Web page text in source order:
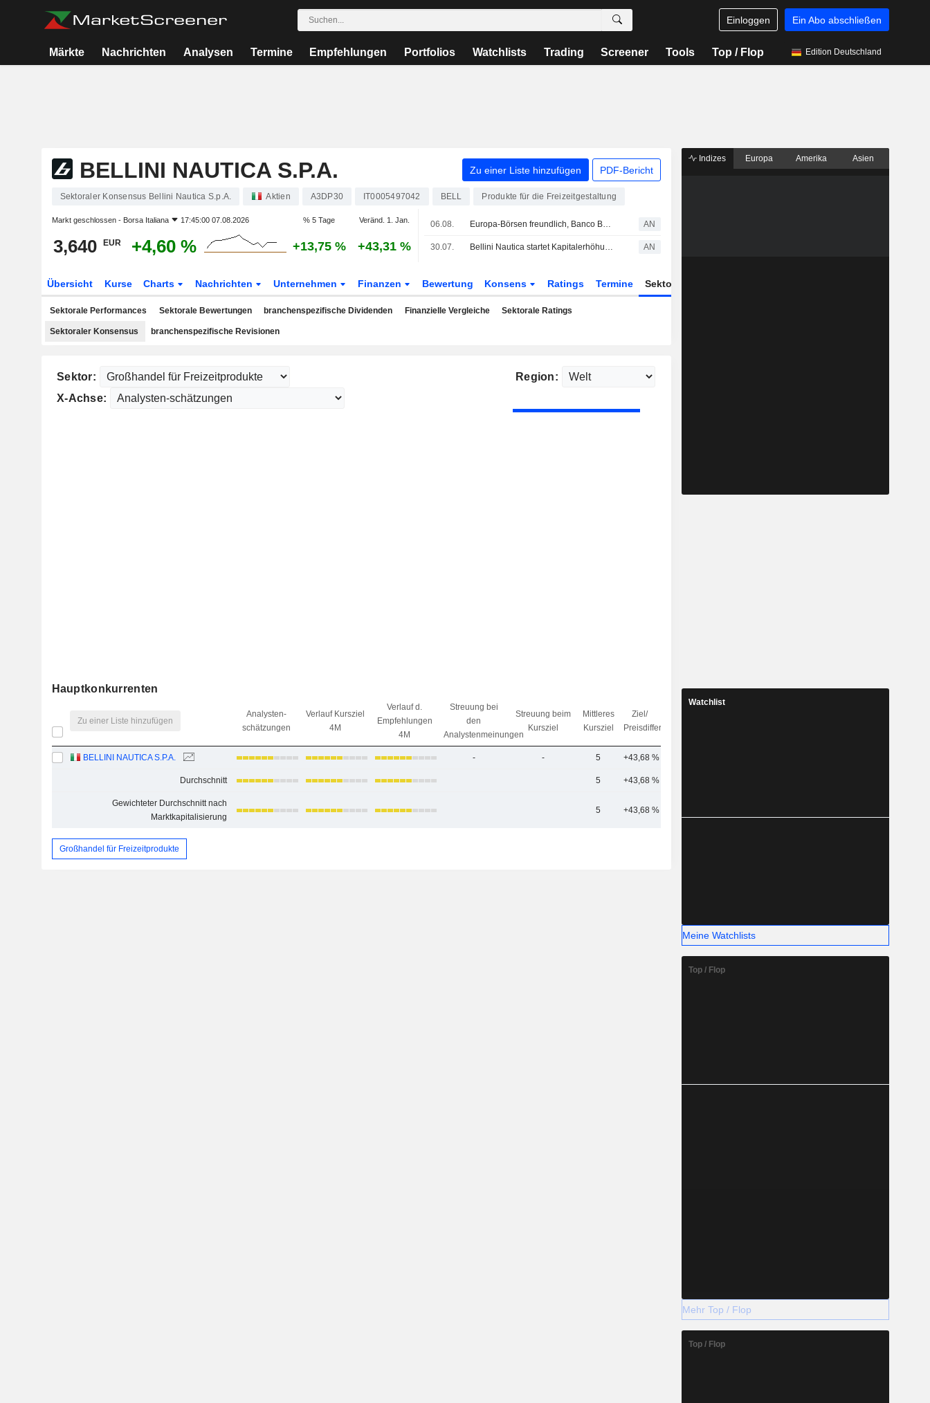
Einloggen Ein Abo abschließen
Märkte Nachrichten Analysen Termine Empfehlungen Portfolios Watchlists Trading Screener Tools Top / Flop Edition Deutschland
BELLINI NAUTICA S.P.A. Zu einer Liste hinzufügen PDF-Bericht
Sektoraler Konsensus Bellini Nautica S.p.A. Aktien A3DP30 IT0005497042 BELL Produkte für die Freizeitgestaltung
Markt geschlossen - Borsa Italiana 17:45:00 07.08.2026 % 5 Tage Veränd. 1. Jan.
3,640 EUR +4,60 % +13,75 % +43,31 %
06.08. Europa-Börsen freundlich, Banco BPM an der Spitze des MIB AN
30.07. Bellini Nautica startet Kapitalerhöhung über mehr als 2 Mio. EUR AN
Übersicht Kurse Charts Nachrichten Unternehmen Finanzen Bewertung Konsens Ratings Termine Sektor
Sektorale Performances Sektorale Bewertungen branchenspezifische Dividenden Finanzielle Vergleiche Sektorale Ratings
Sektoraler Konsensus branchenspezifische Revisionen
Sektor:
Region:
X-Achse:
Hauptkonkurrenten
Zu einer Liste hinzufügen
Analysten-
schätzungen
Verlauf Kursziel
4M
Verlauf d.
Empfehlungen
4M
Streuung bei
den
Analystenmeinungen
Streuung beim
Kursziel
Mittleres
Kursziel
Ziel/
Preisdifferenz
BELLINI NAUTICA S.P.A. - - 5 +43,68 %
Durchschnitt 5 +43,68 %
Gewichteter Durchschnitt nach
Marktkapitalisierung
5 +43,68 %
Großhandel für Freizeitprodukte
Indizes Europa Amerika Asien
Watchlist
Meine Watchlists
Top / Flop
Mehr Top / Flop
Top / Flop